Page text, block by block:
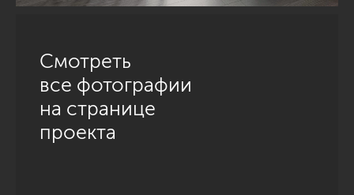
Смотреть
все фотографии
на странице
проекта